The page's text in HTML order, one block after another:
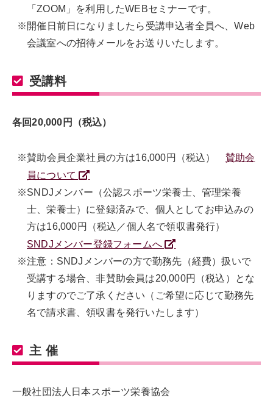
「ZOOM」を利用したWEBセミナーです。
※開催日前日になりましたら受講申込者全員へ、Web
会議室への招待メールをお送りいたします。
受講料
各回20,000円（税込）
※賛助会員企業社員の方は16,000円（税込） 賛助会
員について
※SNDJメンバー（公認スポーツ栄養士、管理栄養
士、栄養士）に登録済みで、個人としてお申込みの
方は16,000円（税込／個人名で領収書発行）
SNDJメンバー登録フォームへ
※注意：SNDJメンバーの方で勤務先（経費）扱いで
受講する場合、非賛助会員は20,000円（税込）とな
りますのでご了承ください（ご希望に応じて勤務先
名で請求書、領収書を発行いたします）
主 催
一般社団法人日本スポーツ栄養協会